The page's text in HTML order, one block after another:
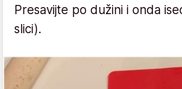
Presavijte po dužini i onda
slici).